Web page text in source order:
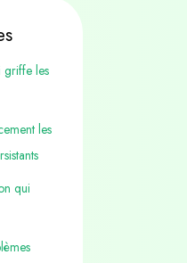
griffe les
les
qui